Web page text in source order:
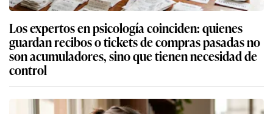
Los expertos en psicología coinciden: quienes
guardan recibos o tickets de compras pasadas no
son acumuladores, sino que tienen necesidad de
control